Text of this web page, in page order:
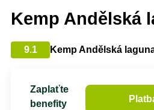
Kemp Andělská
9.1 Kemp Andělská
Zaplaťte
benefity